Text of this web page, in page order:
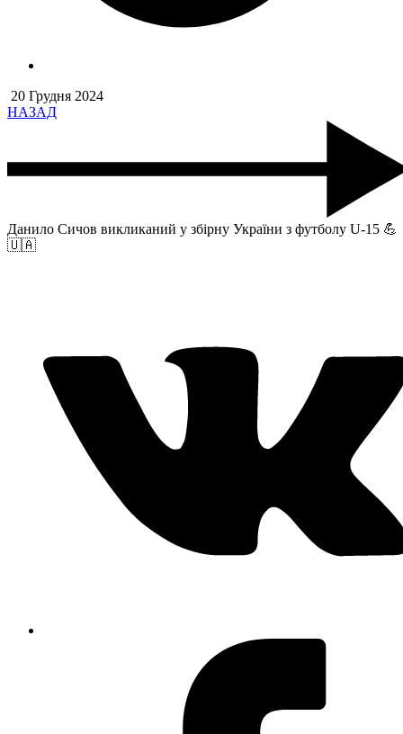
20 Грудня 2024
НАЗАД
Данило Сичов викликаний у збірну України з футболу U-15 💪
🇺🇦